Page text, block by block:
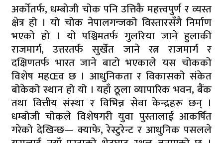
अर्कोतर्फ, धम्बोजी चोक पनि उत्तिकै महत्त्वपुर्ण र व्यस्त
क्षेत्र हो । यो चोक नेपालगन्जको विस्तारसँगै निर्माण
भएको हो । यो पश्चिमतर्फ गुलरिया जाने हुलाकी
राजमार्ग, उत्तरतर्फ सुर्खेत जाने रत्न राजमार्ग र
दक्षिणतर्फ भारत जाने बाटो भएकाले यस चोकको
विशेष महŒव छ । आधुनिकता र विकासको संकेत
बोकेको स्थान हो यो । यहाँ ठूला व्यापारिक भवन, बैंक
तथा वित्तीय संस्था र विभिन्न सेवा केन्द्रहरू छन् ।
धम्बोजी चोकले विशेषगरी युवा पुस्तालाई आकर्षित
गरेको देखिन्छ— क्याफे, रेस्टुरेन्ट र आधुनिक पसलले